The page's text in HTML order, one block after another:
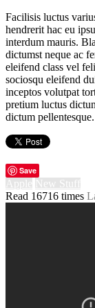
Facilisis luctus
hendrerit hac eu
interdum mauris.
dictumst neque ac
eleifend class vel
sociosqu eleifend
inceptos volutpat
pretium luctus
dictum pellentesque.
Save
Apple New Stuff
Read 16716 times